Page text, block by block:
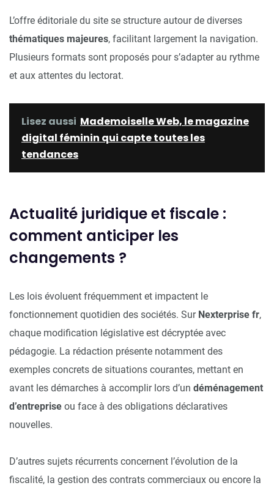
L’offre éditoriale du site se structure autour de diverses
thématiques majeures, facilitant largement la navigation.
Plusieurs formats sont proposés pour s’adapter au rythme
et aux attentes du lectorat.
Lisez aussi Mademoiselle Web, le magazine
digital féminin qui capte toutes les
tendances
Actualité juridique et fiscale :
comment anticiper les
changements ?
Les lois évoluent fréquemment et impactent le
fonctionnement quotidien des sociétés. Sur Nexterprise fr,
chaque modification législative est décryptée avec
pédagogie. La rédaction présente notamment des
exemples concrets de situations courantes, mettant en
avant les démarches à accomplir lors d’un déménagement
d’entreprise ou face à des obligations déclaratives
nouvelles.
D’autres sujets récurrents concernent l’évolution de la
fiscalité, la gestion des contrats commerciaux ou encore la